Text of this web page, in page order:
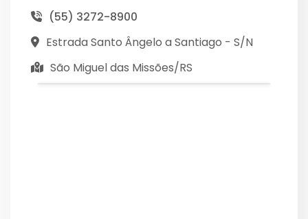
(55) 3272-8900
Estrada Santo Ângelo a Santiago - S/N
São Miguel das Missões/RS